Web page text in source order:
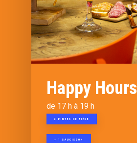
Happy Hours
de 17 h à 19 h
2 PINTES DE BIÈRE
+ 1 SAUCISSON